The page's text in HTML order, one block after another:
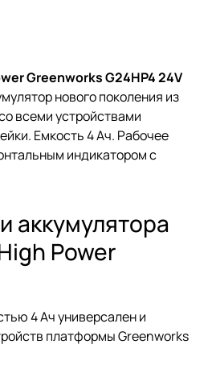
Greenworks G24HP4 24V
нового поколения из
всеми устройствами
Емкость 4 Ач. Рабочее
индикатором с
аккумулятора
Power
4 Ач универсален и
платформы Greenworks